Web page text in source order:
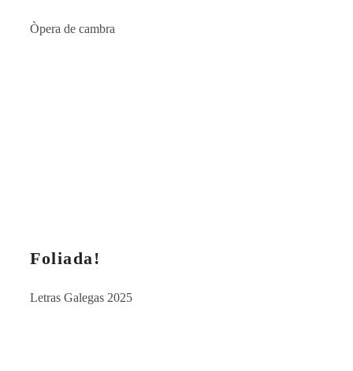
Òpera de cambra
Foliada!
Letras Galegas 2025